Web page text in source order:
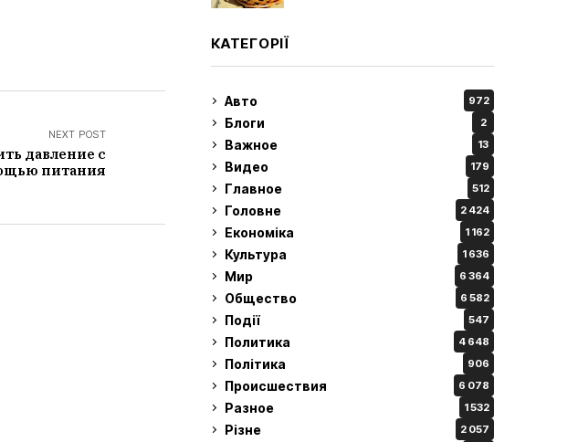
NEXT POST
давление с
питания
КАТЕГОРІЇ
Авто 972
Блоги 2
Важное 13
Видео 179
Главное 512
Головне 2 424
Економіка 1 162
Культура 1 636
Мир 6 364
Общество 6 582
Події 547
Политика 4 648
Політика 906
Происшествия 6 078
Разное 1 532
Різне 2 057